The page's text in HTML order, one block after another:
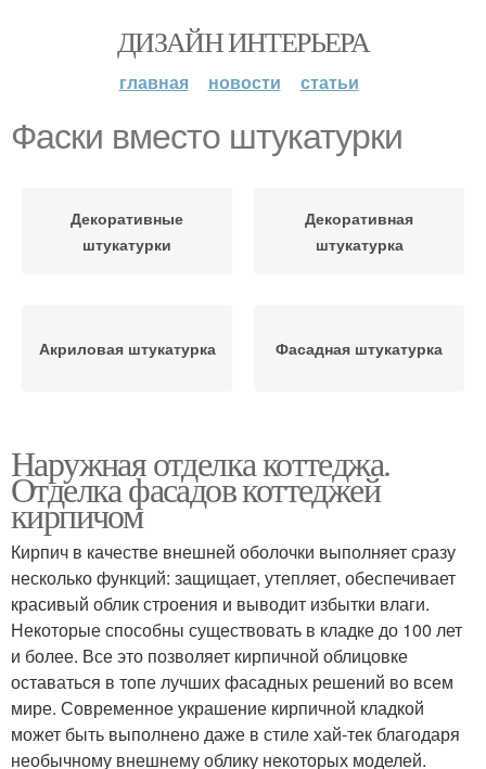
ДИЗАЙН ИНТЕРЬЕРА
главная новости статьи
Фаски вместо штукатурки
Декоративные
штукатурки
Декоративная
штукатурка
Акриловая штукатурка Фасадная штукатурка
Наружная отделка коттеджа.
Отделка фасадов коттеджей
кирпичом
Кирпич в качестве внешней оболочки выполняет сразу
несколько функций: защищает, утепляет, обеспечивает
красивый облик строения и выводит избытки влаги.
Некоторые способны существовать в кладке до 100 лет
и более. Все это позволяет кирпичной облицовке
оставаться в топе лучших фасадных решений во всем
мире. Современное украшение кирпичной кладкой
может быть выполнено даже в стиле хай-тек благодаря
необычному внешнему облику некоторых моделей.